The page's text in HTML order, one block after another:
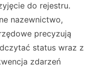
do rejestru.
nazewnictwo,
precyzują
status wraz z
zdarzeń